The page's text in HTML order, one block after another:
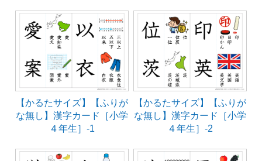
【かるたサイズ】【ふりが
な無し】漢字カード［小学
４年生］-1
【かるたサイズ】【ふりが
な無し】漢字カード［小学
４年生］-2